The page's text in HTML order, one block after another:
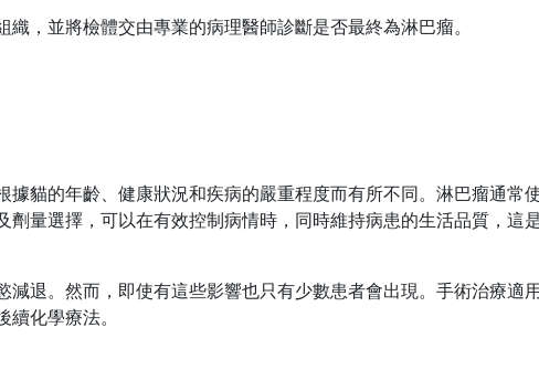
，並將檢體交由專業的病理醫師診斷是否最終為淋巴瘤。
據貓的年齡、健康狀況和疾病的嚴重程度而有所不同。淋巴瘤通常
劑量選擇，可以在有效控制病情時，同時維持病患的生活品質，這
減退。然而，即使有這些影響也只有少數患者會出現。手術治療適
化學療法。